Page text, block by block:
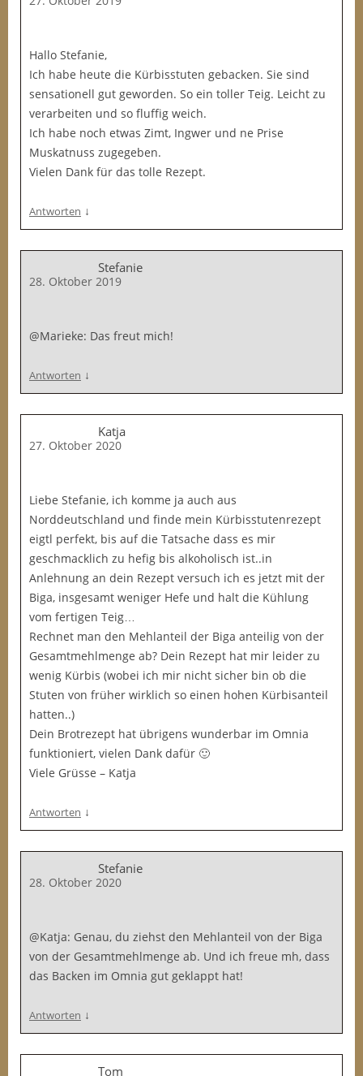
Hallo Stefanie,
Ich habe heute die Kürbisstuten gebacken. Sie sind
sensationell gut geworden. So ein toller Teig. Leicht zu
verarbeiten und so fluffig weich.
Ich habe noch etwas Zimt, Ingwer und ne Prise
Muskatnuss zugegeben.
Vielen Dank für das tolle Rezept.
Antworten ↓
Stefanie
28. Oktober 2019
@Marieke: Das freut mich!
Antworten ↓
Katja
27. Oktober 2020
Liebe Stefanie, ich komme ja auch aus
Norddeutschland und finde mein Kürbisstutenrezept
eigtl perfekt, bis auf die Tatsache dass es mir
geschmacklich zu hefig bis alkoholisch ist..in
Anlehnung an dein Rezept versuch ich es jetzt mit der
Biga, insgesamt weniger Hefe und halt die Kühlung
vom fertigen Teig…
Rechnet man den Mehlanteil der Biga anteilig von der
Gesamtmehlmenge ab? Dein Rezept hat mir leider zu
wenig Kürbis (wobei ich mir nicht sicher bin ob die
Stuten von früher wirklich so einen hohen Kürbisanteil
hatten..)
Dein Brotrezept hat übrigens wunderbar im Omnia
funktioniert, vielen Dank dafür 🙂
Viele Grüsse – Katja
Antworten ↓
Stefanie
28. Oktober 2020
@Katja: Genau, du ziehst den Mehlanteil von der Biga
von der Gesamtmehlmenge ab. Und ich freue mh, dass
das Backen im Omnia gut geklappt hat!
Antworten ↓
Tom